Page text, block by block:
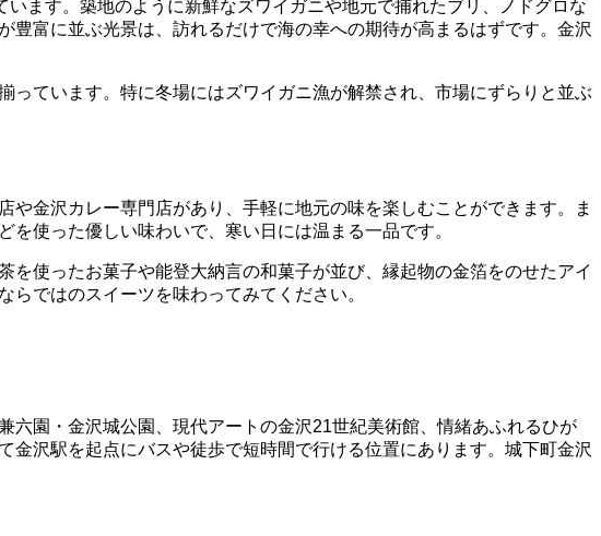
ます。築地のように新鮮なズワイガニや地元で捕れたブリ、ノドグロな
富に並ぶ光景は、訪れるだけで海の幸への期待が高まるはずです。金沢
ています。特に冬場にはズワイガニ漁が解禁され、市場にずらりと並ぶ
金沢カレー専門店があり、手軽に地元の味を楽しむことができます。ま
使った優しい味わいで、寒い日には温まる一品です。
使ったお菓子や能登大納言の和菓子が並び、縁起物の金箔をのせたアイ
ではのスイーツを味わってみてください。
園・金沢城公園、現代アートの金沢21世紀美術館、情緒あふれるひが
沢駅を起点にバスや徒歩で短時間で行ける位置にあります。城下町金沢